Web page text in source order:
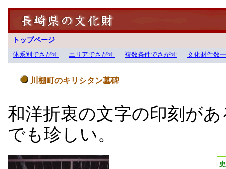
トップページ
体系別でさがす エリアでさがす 複数条件でさがす 文化財件数
川棚町のキリシタン墓碑
和洋折衷の文字の印刻が
でも珍しい。